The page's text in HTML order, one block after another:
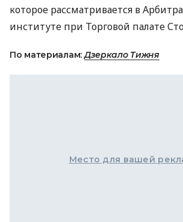
которое рассматривается в
институте при Торговой палате
По материалам:Дзеркало Тижня
Место для вашей